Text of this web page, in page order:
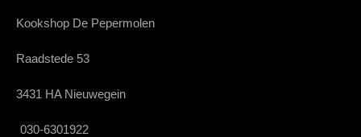
Kookshop De Pepermolen
Raadstede 53
3431 HA Nieuwegein
030-6301922